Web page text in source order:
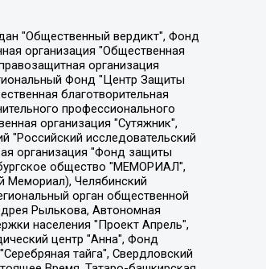
Викторович, Красноярская региональная общественная организация поддержки и развития альтернативных образовательных технологий и межкультурных коммуникаций "ИНТЕРРА", Маяковская Екатерина Алексеевна, Фейгин Марк Захарович, Филимонов Андрей Викторович, Дзугкоева Регина Николаевна, Доброхотов Роман Александрович, Дудь Юрий Александрович, Елкин Сергей Владимирович, Кругликов Кирилл Игоревич, Сабунаева Мария Леонидовна, Семенов Алексей Владимирович, Шаинян Карен Багратович, Шульман Екатерина Михайловна, Асафьев Артур Валерьевич, Вахштайн Виктор Семенович, Венедиктов Алексей Алексеевич, Лушникова Екатерина Евгеньевна, Волков Леонид Михайлович, Невзоров Александр Глебович, Пархоменко Сергей Борисович, Сироткин Ярослав Николаевич, Кара-Мурза Владимир Владимирович, Баранова Наталья Владимировна, Гозман Леонид Яковлевич, Кагарлицкий Борис Юльевич, Климарев Михаил Валерьевич, Милов Владимир Станиславович, Автономная некоммерческая организация Краснодарский центр современного искусства "Типография", Моргенштерн Алишер Тагирович, Соболь Любовь Эдуардовна, Общество с ограниченной ответственностью "ЛИЗА НОРМ", Каспаров Гарри Кимович, Ходорковский Михаил Борисович, Общество с ограниченной ответственностью "Апрельские тезисы", Данилович Ирина Брониславовна, Кашин Олег Владимирович, Петров Николай Владимирович, Пивоваров Алексей Владимирович, Соколов Михаил Владимирович, Цветкова Юлия Владимировна, Чичваркин Евгений Александрович, Комитет против пыток/Команда против пыток, Общество с ограниченной ответственностью "Первый научный", Общество с ограниченной ответственностью "Вертолет и ко", Белоцерковская Вероника Борисовна, Кац Максим Евгеньевич, Лазарева Татьяна Юрьевна, Шаведдинов Руслан Табризович, Яшин Илья Валерьевич, Общество с ограниченной ответственностью "Иноагент ААВ", Алешковский Дмитрий Петрович, Альбац Евгения Марковна, Быков Дмитрий Львович, Галямина Юлия Евгеньевна, Лойко Сергей Леонидович, Мартынов Кирилл Константинович, Медведев Сергей Александрович, Крашенинников Федор Геннадиевич, Гордеева Катерина Вл